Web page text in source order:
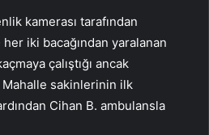
kamerası tarafından
iki bacağından yaralanan
çalıştığı ancak
Mahalle sakinlerinin ilk
Cihan B. ambulansla